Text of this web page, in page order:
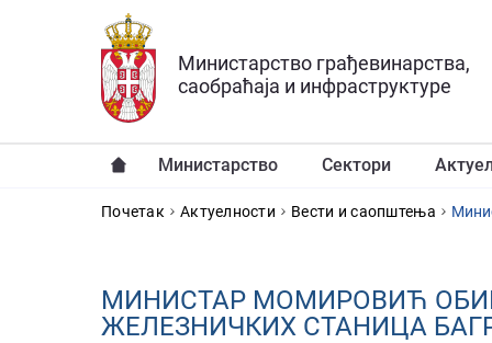
Прескочи на главни део садржаја
Министарство грађевинарства,
саобраћаја и инфраструктуре
Министарство Сектори
YOU ARE HERE
Почетак Актуелности Вести и саопштења
МИНИСТАР МОМИРОВИЋ
ЖЕЛЕЗНИЧКИХ СТАНИЦА